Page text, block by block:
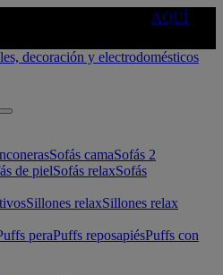
AQUÍ
Sofás camaSofás 2
de pielSofás relaxSofás
Sillones relaxSillones relax
peraPuffs reposapiésPuffs con